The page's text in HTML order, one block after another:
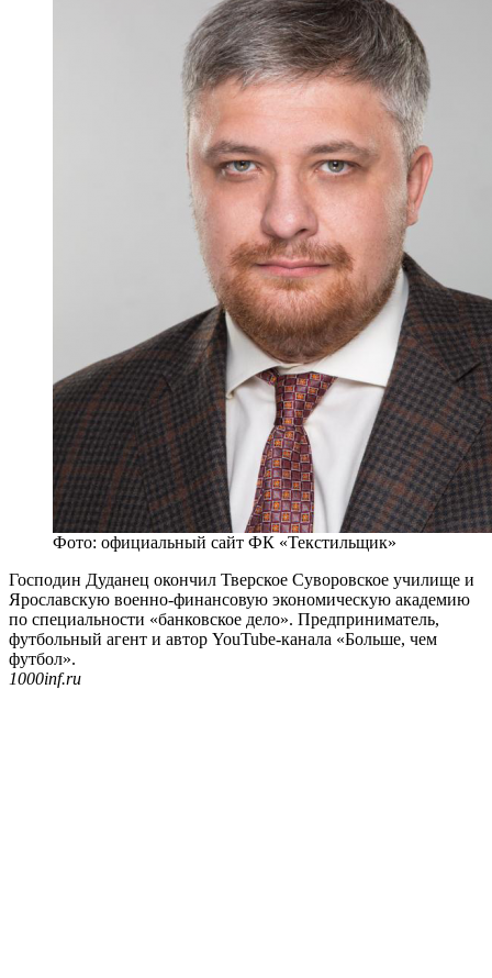
Фото: официальный сайт ФК «Текстильщик»
Господин Дуданец окончил Тверское Суворовское училище и
Ярославскую военно-финансовую экономическую академию
по специальности «банковское дело». Предприниматель,
футбольный агент и автор YouTube-канала «Больше, чем
футбол».
1000inf.ru